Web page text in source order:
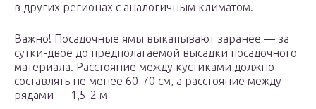
в других регионах с аналогичным климатом.
Важно! Посадочные ямы выкапывают заранее — за
сутки-двое до предполагаемой высадки посадочного
материала. Расстояние между кустиками должно
составлять не менее 60-70 см, а расстояние между
рядами — 1,5-2 м